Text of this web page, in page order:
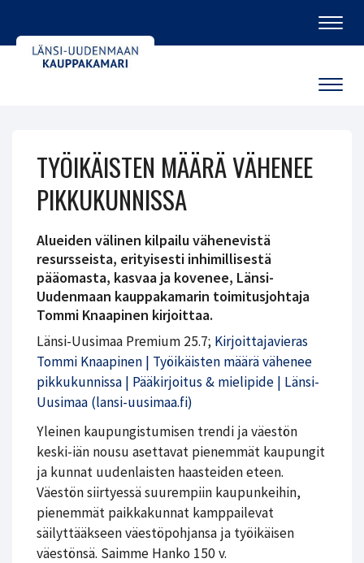
TYÖIKÄISTEN MÄÄRÄ VÄHENEE
PIKKUKUNNISSA
Alueiden välinen kilpailu vähenevistä
resursseista, erityisesti inhimillisestä
pääomasta, kasvaa ja kovenee, Länsi-
Uudenmaan kauppakamarin toimitusjohtaja
Tommi Knaapinen kirjoittaa.
Länsi-Uusimaa Premium 25.7; Kirjoittajavieras
Tommi Knaapinen | Työikäisten määrä vähenee
pikkukunnissa | Pääkirjoitus & mielipide | Länsi-
Uusimaa (lansi-uusimaa.fi)
Yleinen kaupungistumisen trendi ja väestön
keski-iän nousu asettavat pienemmät kaupungit
ja kunnat uudenlaisten haasteiden eteen.
Väestön siirtyessä suurempiin kaupunkeihin,
pienemmät paikkakunnat kamppailevat
säilyttääkseen väestöpohjansa ja työikäisen
väestönsä. Saimme Hanko 150 v.